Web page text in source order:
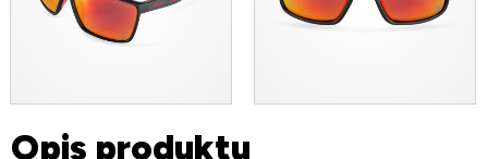
Opis produktu